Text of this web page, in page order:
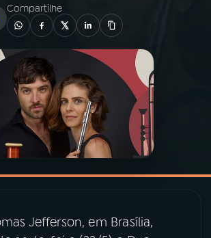
Compartilhe
Jefferson, em Brasília,